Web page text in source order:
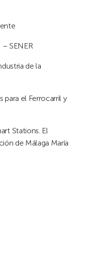
SENER
de la
para el Ferrocarril y
Stations. El
de Málaga María